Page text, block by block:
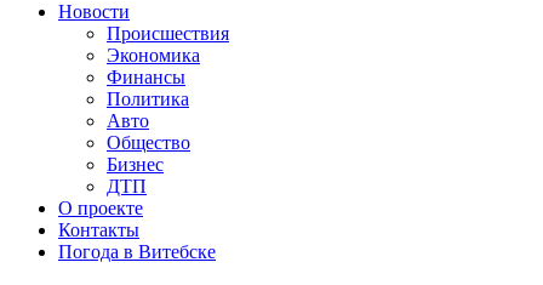
Новости
Происшествия
Экономика
Финансы
Политика
Авто
Общество
Бизнес
ДТП
О проекте
Контакты
Погода в Витебске